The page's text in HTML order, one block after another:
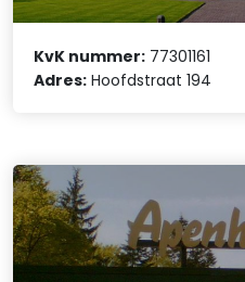
KvK nummer: 77301161
Adres: Hoofdstraat 194